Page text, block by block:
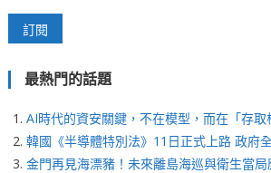
最熱門的話題
AI時代的資安關鍵，不在模型，而在「存取
韓國《半導體特別法》11日正式上路 政府
金門再見海漂豬！未來離島海巡與衛生當